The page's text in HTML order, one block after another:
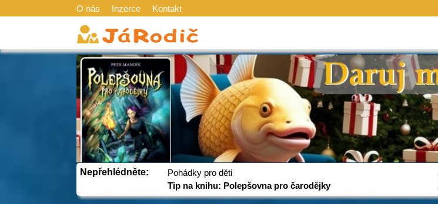
O nás Inzerce Kontakt
Nepřehlédněte:
Pohádky pro děti
Tip na knihu: Polepšovna pro čarodějky